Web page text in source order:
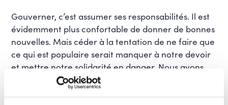
Gouverner, c’est assumer ses responsabilités. Il est
évidemment plus confortable de donner de bonnes
nouvelles. Mais céder à la tentation de ne faire que
ce qui est populaire serait manquer à notre devoir
et mettre notre solidarité en danger. Nous avons
été élus pour agir, pour conduire le pays avec
lucidité et courage. Nous avons accepté cette